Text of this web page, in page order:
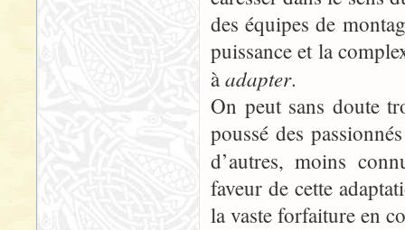
des équipes de
puissance et la
à adapter.
On peut sans doute
poussé des
d’autres, moins
faveur de cette
la vaste forfaiture en